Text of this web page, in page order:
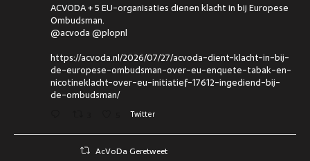
ACVODA + 5 EU-organisaties dienen klacht in bij Europese
Ombudsman.
@acvoda @plopnl
https://acvoda.nl/2026/07/27/acvoda-dient-klacht-in-bij-
de-europese-ombudsman-over-eu-enquete-tabak-en-
nicotineklacht-over-eu-initiatief-17612-ingediend-bij-
de-ombudsman/
Twitter
AcVoDa Geretweet